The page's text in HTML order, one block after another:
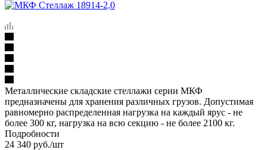
Металлические складские стеллажи серии МКФ
предназначены для хранения различных грузов. Допустимая
равномерно распределенная нагрузка на каждый ярус - не
более 300 кг, нагрузка на всю секцию - не более 2100 кг.
Подробности
24 340 руб./шт